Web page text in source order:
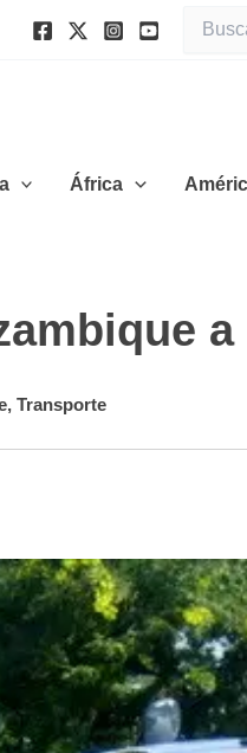
por:
África
a
, Transporte